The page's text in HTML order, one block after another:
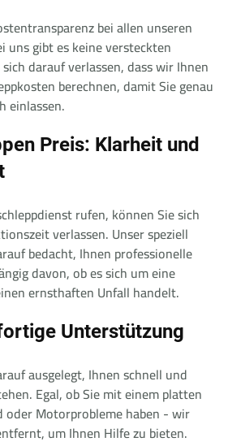
bei allen unseren
uns gibt es keine versteckten
darauf verlassen, dass wir Ihnen
berechnen, damit Sie genau
einlassen.
Preis: Klarheit und
rufen, können Sie sich
verlassen. Unser speziell
bedacht, Ihnen professionelle
davon, ob es sich um eine
ernsthaften Unfall handelt.
Unterstützung
ausgelegt, Ihnen schnell und
Egal, ob Sie mit einem platten
oder Motorprobleme haben - wir
um Ihnen Hilfe zu bieten.